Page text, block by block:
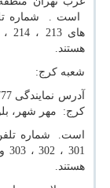
هستند.
شعبه کرج:
کرج: مهر شهر،
هستند.